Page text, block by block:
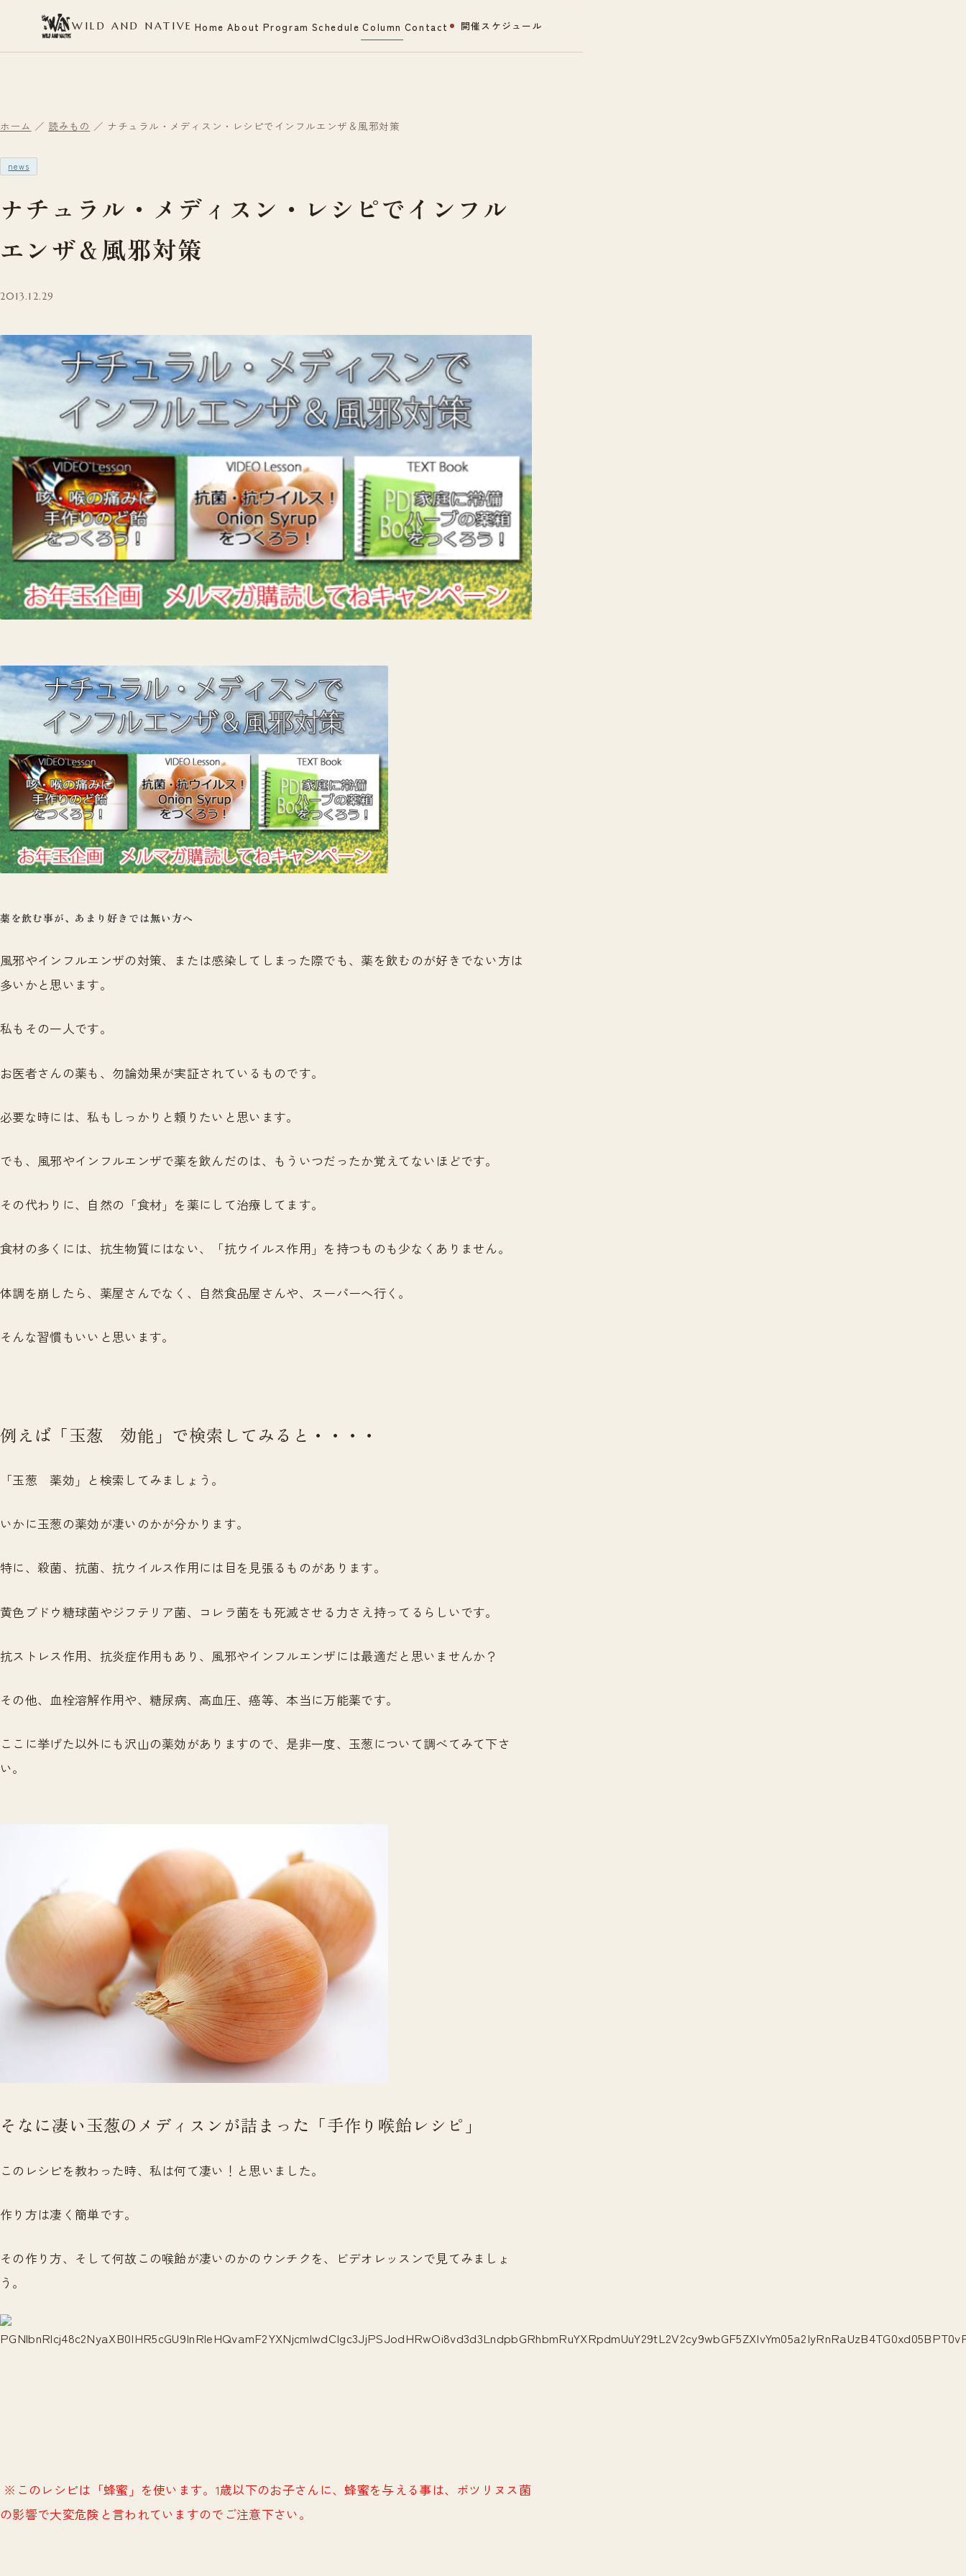
WILD AND NATIVE Home About Program Schedule Column Contact 開催スケジュール
ホーム ／ 読みもの ／ ナチュラル・メディスン・レシピでインフルエンザ＆風邪対策
news
ナチュラル・メディスン・レシピでインフル
エンザ＆風邪対策
2013.12.29
薬を飲む事が、あまり好きでは無い方へ
風邪やインフルエンザの対策、または感染してしまった際でも、薬を飲むのが好きでない方は
多いかと思います。
私もその一人です。
お医者さんの薬も、勿論効果が実証されているものです。
必要な時には、私もしっかりと頼りたいと思います。
でも、風邪やインフルエンザで薬を飲んだのは、もういつだったか覚えてないほどです。
その代わりに、自然の「食材」を薬にして治療してます。
食材の多くには、抗生物質にはない、「抗ウイルス作用」を持つものも少なくありません。
体調を崩したら、薬屋さんでなく、自然食品屋さんや、スーパーへ行く。
そんな習慣もいいと思います。
例えば「玉葱 効能」で検索してみると・・・・
「玉葱 薬効」と検索してみましょう。
いかに玉葱の薬効が凄いのかが分かります。
特に、殺菌、抗菌、抗ウイルス作用には目を見張るものがあります。
黄色ブドウ糖球菌やジフテリア菌、コレラ菌をも死滅させる力さえ持ってるらしいです。
抗ストレス作用、抗炎症作用もあり、風邪やインフルエンザには最適だと思いませんか？
その他、血栓溶解作用や、糖尿病、高血圧、癌等、本当に万能薬です。
ここに挙げた以外にも沢山の薬効がありますので、是非一度、玉葱について調べてみて下さ
い。
そなに凄い玉葱のメディスンが詰まった「手作り喉飴レシピ」
このレシピを教わった時、私は何て凄い！と思いました。
作り方は凄く簡単です。
その作り方、そして何故この喉飴が凄いのかのウンチクを、ビデオレッスンで見てみましょ
う。
※このレシピは「蜂蜜」を使います。1歳以下のお子さんに、蜂蜜を与える事は、ボツリヌス菌
の影響で大変危険と言われていますのでご注意下さい。